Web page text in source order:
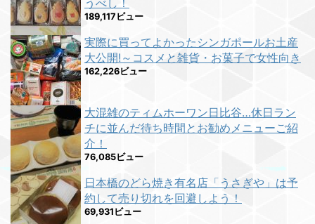
うべし！
189,117ビュー
実際に買ってよかったシンガポールお土産
大公開!～コスメと雑貨・お菓子で女性向き
162,226ビュー
大混雑のティムホーワン日比谷…休日ラン
チに並んだ待ち時間とお勧めメニューご紹
介！
76,085ビュー
日本橋のどら焼き有名店「うさぎや」は予
約して売り切れを回避しよう！
69,931ビュー